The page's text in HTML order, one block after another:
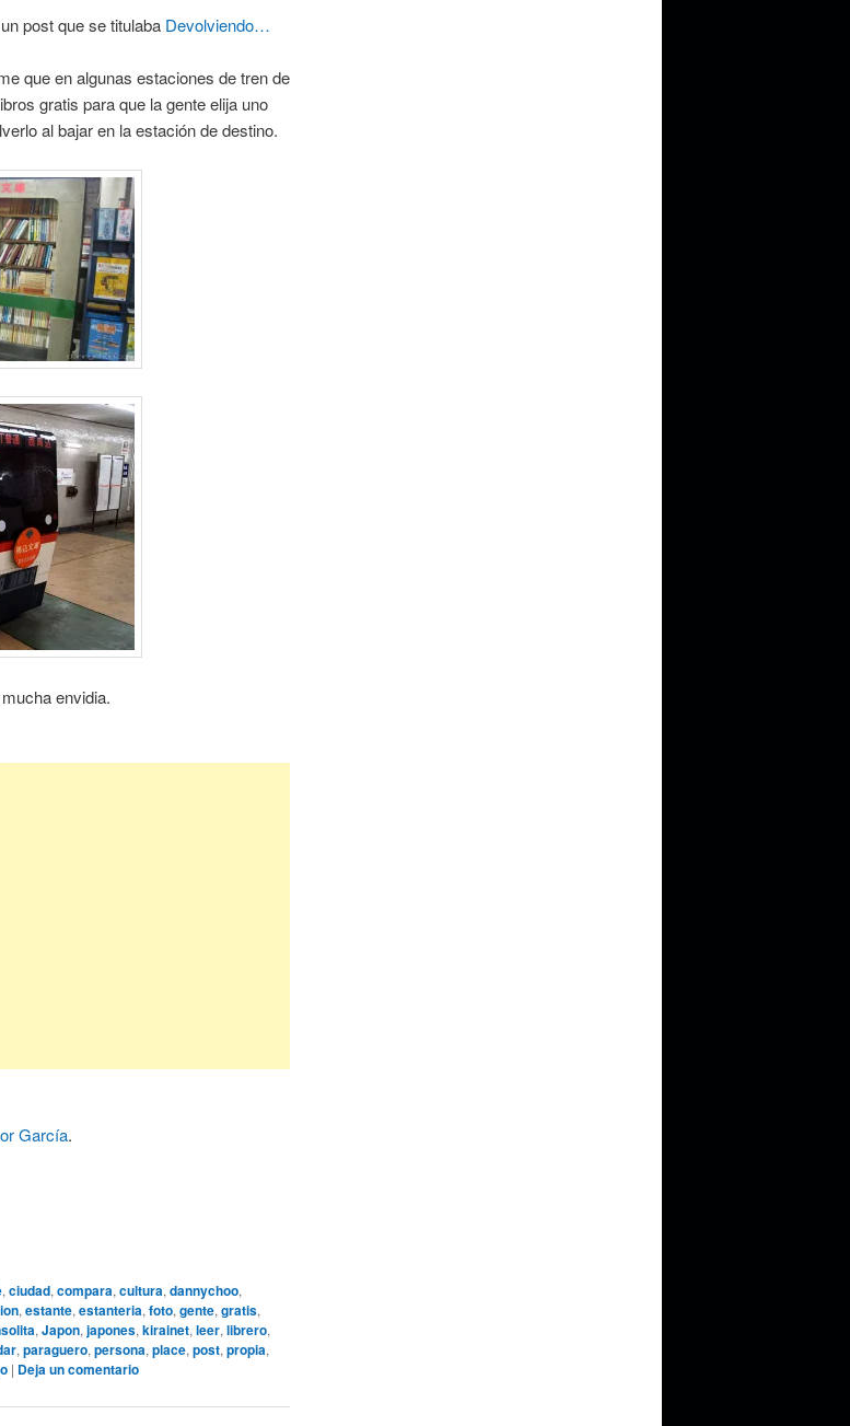
post que se titulaba Devolviendo…
que en algunas estaciones de tren de
gratis para que la gente elija uno
al bajar en la estación de destino.
envidia.
García.
, ciudad, compara, cultura, dannychoo,
, estante, estanteria, foto, gente, gratis,
, Japon, japones, kirainet, leer, librero,
, paraguero, persona, place, post, propia,
| Deja un comentario